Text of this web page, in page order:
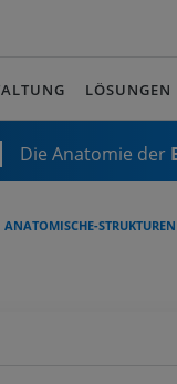
LÖSUNGEN
Die Anatomie der
ANATOMISCHE-STRUKTUREN